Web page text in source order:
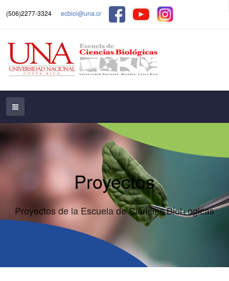
(506)2277-3324 ecbiol@una.cr
Proyectos
Proyectos de la Escuela de Ciencias Biol+ogicas